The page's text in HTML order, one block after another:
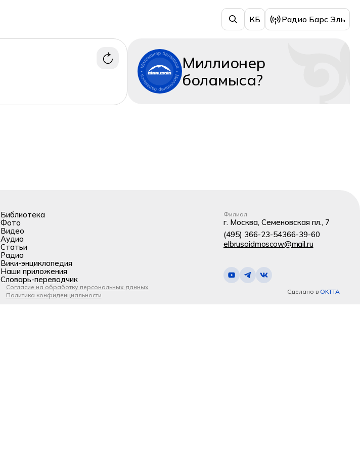
КБ Радио Барс Эль
Миллионер
боламыса?
Библиотека
Фото
Видео
Аудио
Статьи
Радио
Вики-энциклопедия
Наши приложения
Словарь-переводчик
Филиал
г. Москва, Семеновская пл., 7
(495) 366-23-54366-39-60
elbrusoidmoscow@mail.ru
Согласие на обработку персональных данных
Политика конфиденциальности
Сделано в OKTTA